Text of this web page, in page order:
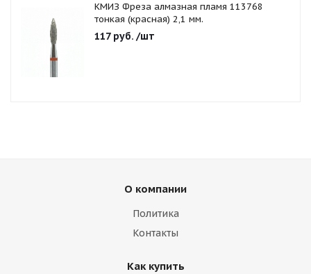
КМИЗ Фреза алмазная пламя 113768
тонкая (красная) 2,1 мм.
117руб. /шт
О компании
Политика
Контакты
Как купить